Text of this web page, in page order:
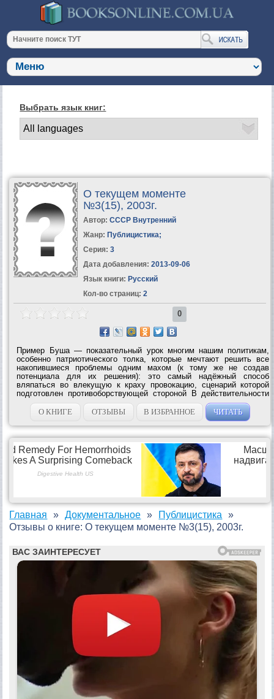
Выбрать язык книг:
О текущем моменте
№3(15), 2003г.
Автор: СССР Внутренний
Жанр: Публицистика;
Серия: 3
Дата добавления: 2013-09-06
Язык книги: Русский
Кол-во страниц: 2
0
Пример Буша — показательный урок многим нашим политикам,
особенно патриотического толка, которые мечтают решить все
накопившиеся проблемы одним махом (к тому же не создав
потенциала для их решения): это самый надёжный способ
вляпаться во влекущую к краху провокацию, сценарий которой
подготовлен противоборствующей стороной В действительности
суть религии, не всякой — а человечной религии, в том, что она
представляет собой диалог...
О КНИГЕ ОТЗЫВЫ В ИЗБРАННОЕ ЧИТАТЬ
Главная Документальное
Публицистика
Отзывы о книге: О текущем моменте №3(15), 2003г.